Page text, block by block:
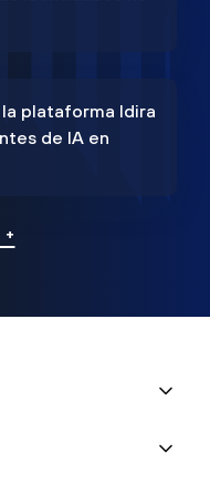
plataforma Idira
de IA en
+